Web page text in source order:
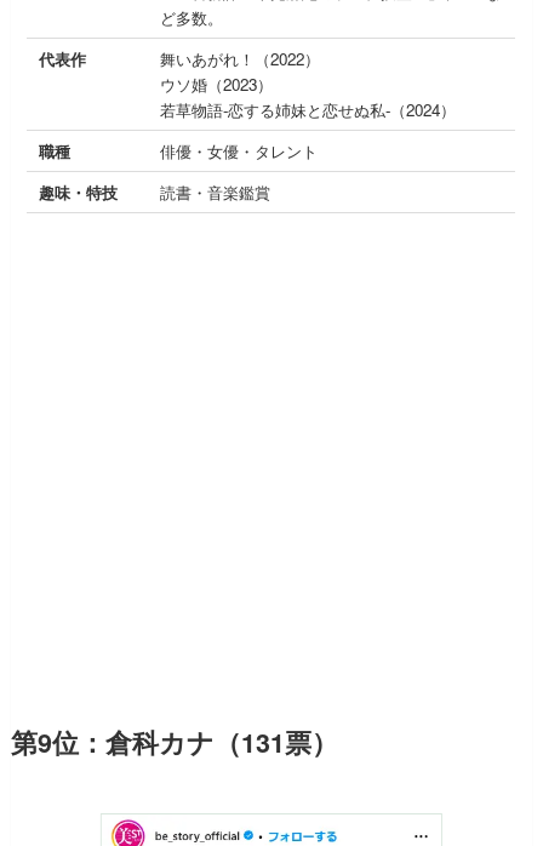
ど多数。
代表作
舞いあがれ！（2022）
ウソ婚（2023）
若草物語-恋する姉妹と恋せぬ私-（2024）
職種
俳優・女優・タレント
趣味・特技
読書・音楽鑑賞
第9位：倉科カナ（131票）